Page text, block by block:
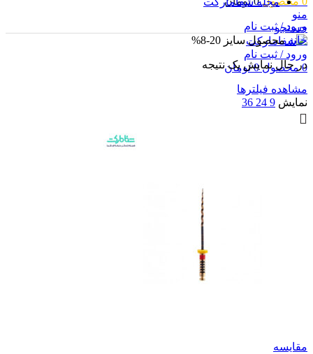
منو
جستجو
ورود / ثبت نام
0 محصول 0 تومان
ورود / ثبت نام
خانهمحصول سایز 20-8%
در حال نمایش یک نتیجه
مشاهده فیلترها
نمایش 9
24
36
مقایسه